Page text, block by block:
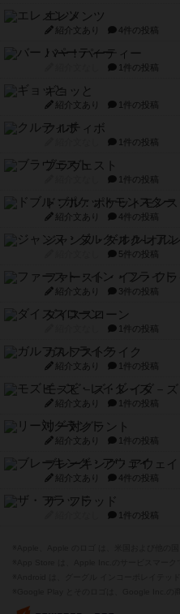
エレメンツ
紹介文あり 4件の投稿
バー！パーティー
1件の投稿
ギョッと
紹介文あり 1件の投稿
クルティボ
1件の投稿
ブラヴェスト
1件の投稿
ドブル：ポケットモンス
紹介文あり 4件の投稿
ジャンヌ・ダルク-オル
5件の投稿
ファースト・イン・フラ
紹介文あり 3件の投稿
ダイススローン
1件の投稿
ガルフストライク
紹介文あり 1件の投稿
モズビ－ズ・レイダ－ズ
紹介文あり 1件の投稿
リー対グラント
紹介文あり 1件の投稿
ブレーキング・アウェイ
紹介文あり 4件の投稿
ザ・フラッド
1件の投稿